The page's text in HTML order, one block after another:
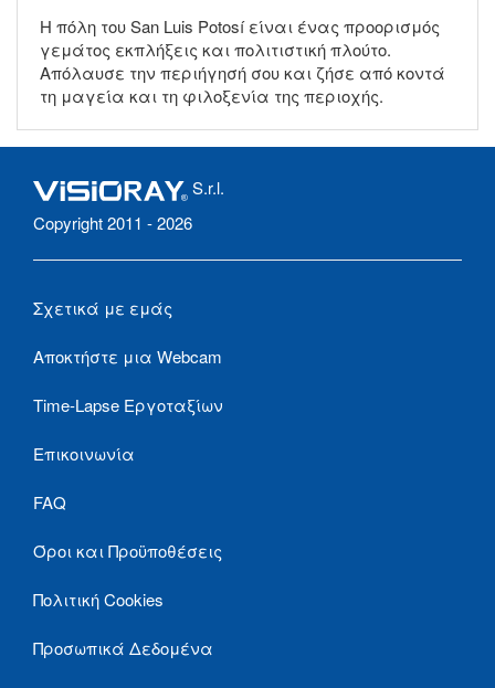
Η πόλη του San Luis Potosí είναι ένας προορισμός
γεμάτος εκπλήξεις και πολιτιστική πλούτο.
Απόλαυσε την περιήγησή σου και ζήσε από κοντά
τη μαγεία και τη φιλοξενία της περιοχής.
S.r.l.
Copyright 2011 - 2026
Σχετικά με εμάς
Αποκτήστε μια Webcam
Time-Lapse Εργοταξίων
Επικοινωνία
FAQ
Όροι και Προϋποθέσεις
Πολιτική Cookies
Προσωπικά Δεδομένα